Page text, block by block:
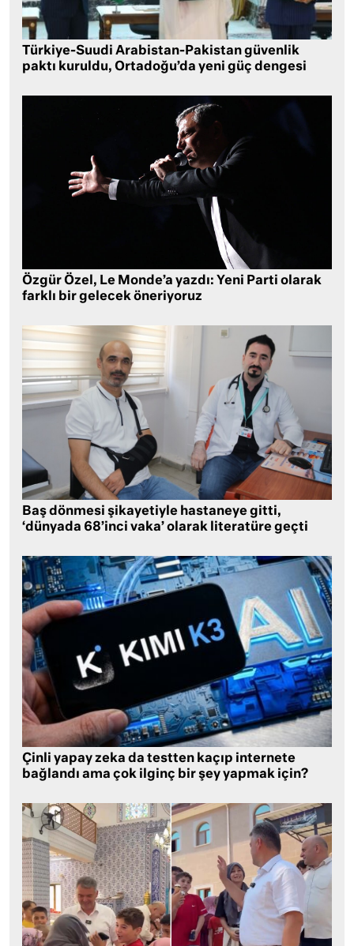
Türkiye-Suudi Arabistan-Pakistan güvenlik
paktı kuruldu, Ortadoğu’da yeni güç dengesi
Özgür Özel, Le Monde’a yazdı: Yeni Parti olarak
farklı bir gelecek öneriyoruz
Baş dönmesi şikayetiyle hastaneye gitti,
‘dünyada 68’inci vaka’ olarak literatüre geçti
Çinli yapay zeka da testten kaçıp internete
bağlandı ama çok ilginç bir şey yapmak için?